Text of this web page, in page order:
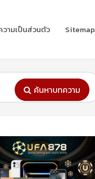
ามเป็นส่วนตัว Sitemap
ค้นหาบทความ